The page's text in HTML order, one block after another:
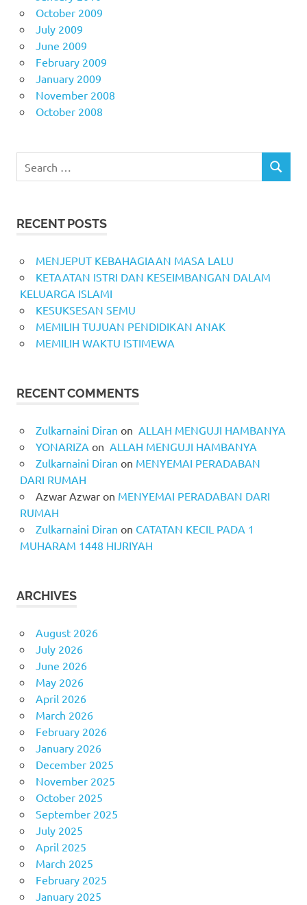
October 2009
July 2009
June 2009
February 2009
January 2009
November 2008
October 2008
for:
SEARCH
RECENT POSTS
MENJEPUT KEBAHAGIAAN MASA LALU
KETAATAN ISTRI DAN KESEIMBANGAN DALAM
KELUARGA ISLAMI
KESUKSESAN SEMU
MEMILIH TUJUAN PENDIDIKAN ANAK
MEMILIH WAKTU ISTIMEWA
RECENT COMMENTS
Zulkarnaini Diran on ALLAH MENGUJI HAMBANYA
YONARIZA on ALLAH MENGUJI HAMBANYA
Zulkarnaini Diran on MENYEMAI PERADABAN
DARI RUMAH
Azwar Azwaron MENYEMAI PERADABAN DARI
RUMAH
Zulkarnaini Diran on CATATAN KECIL PADA 1
MUHARAM 1448 HIJRIYAH
ARCHIVES
August 2026
July 2026
June 2026
May 2026
April 2026
March 2026
February 2026
January 2026
December 2025
November 2025
October 2025
September 2025
July 2025
April 2025
March 2025
February 2025
January 2025